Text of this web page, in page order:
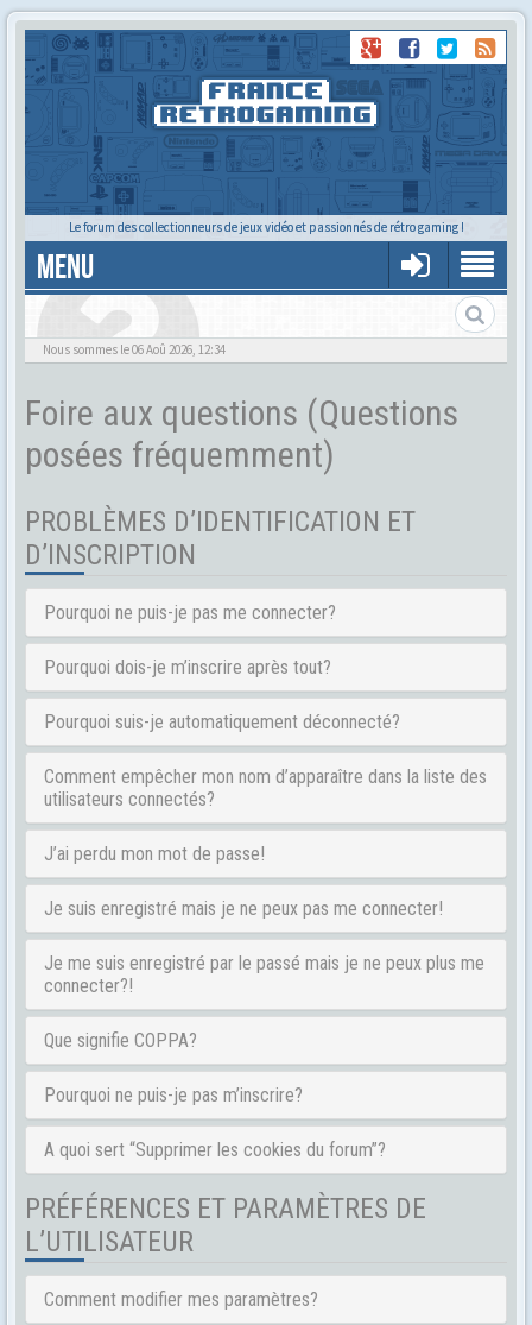
Le forum des collectionneurs de jeux vidéo et passionnés de rétro gaming !
MENU
Foire aux questions
Nous sommes le 06 Aoû 2026, 12:34
Foire aux questions (Questions
posées fréquemment)
PROBLÈMES D’IDENTIFICATION ET
D’INSCRIPTION
Pourquoi ne puis-je pas me connecter?
Pourquoi dois-je m’inscrire après tout?
Pourquoi suis-je automatiquement déconnecté?
Comment empêcher mon nom d’apparaître dans la liste des
utilisateurs connectés?
J’ai perdu mon mot de passe!
Je suis enregistré mais je ne peux pas me connecter!
Je me suis enregistré par le passé mais je ne peux plus me
connecter?!
Que signifie COPPA?
Pourquoi ne puis-je pas m’inscrire?
A quoi sert “Supprimer les cookies du forum”?
PRÉFÉRENCES ET PARAMÈTRES DE
L’UTILISATEUR
Comment modifier mes paramètres?